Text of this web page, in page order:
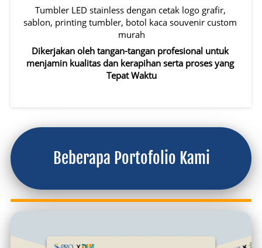
Tumbler LED stainless dengan cetak logo grafir,
sablon, printing tumbler, botol kaca souvenir custom
murah
Dikerjakan oleh tangan-tangan profesional untuk
menjamin kualitas dan kerapihan serta proses yang
Tepat Waktu
Beberapa Portofolio Kami